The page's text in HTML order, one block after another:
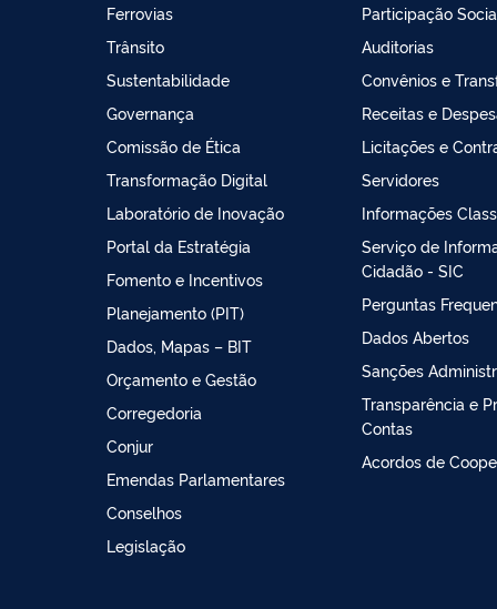
Ferrovias
Trânsito
Sustentabilidade
Governança
Comissão de Ética
Transformação Digital
Laboratório de Inovação
Portal da Estratégia
Fomento e Incentivos
Planejamento (PIT)
Dados, Mapas – BIT
Orçamento e Gestão
Corregedoria
Conjur
Emendas Parlamentares
Conselhos
Legislação
Participação
Auditorias
Convênios e
Receitas e
Licitações e
Servidores
Informações
Serviço de
Cidadão - SIC
Perguntas
Dados Abertos
Sanções
Transparência e
Contas
Acordos de